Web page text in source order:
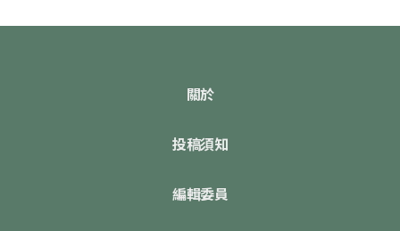
關於
投稿須知
編輯委員